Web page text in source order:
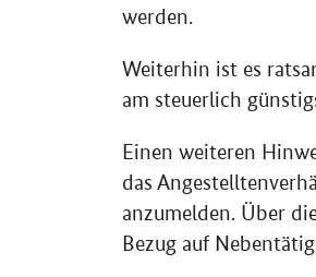
werden.
Weiterhin ist es
am steuerlich
Einen weiteren
das
anzumelden. Über
Bezug auf